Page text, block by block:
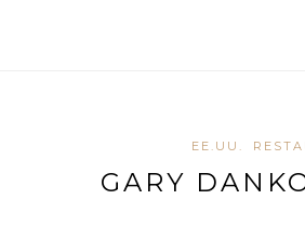
EE.UU.
GARY